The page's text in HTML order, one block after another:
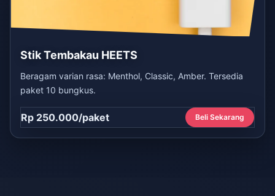
Stik Tembakau HEETS
Beragam varian rasa: Menthol, Classic, Amber. Tersedia
paket 10 bungkus.
Rp 250.000/paket Beli Sekarang